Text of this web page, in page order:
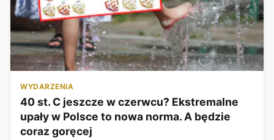
WYDARZENIA
40 st. C jeszcze w czerwcu? Ekstremalne
upały w Polsce to nowa norma. A będzie
coraz goręcej